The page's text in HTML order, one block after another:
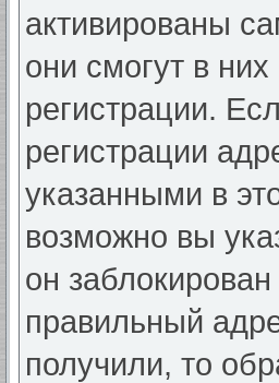
активированы
они смогут в
регистрации.
регистрации
указанными в
возможно вы
он
правильный
получили, то